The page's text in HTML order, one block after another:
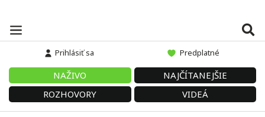
Prihlásiť sa Predplatné
NAŽIVO
NAJČÍTANEJŠIE
ROZHOVORY
VIDEÁ